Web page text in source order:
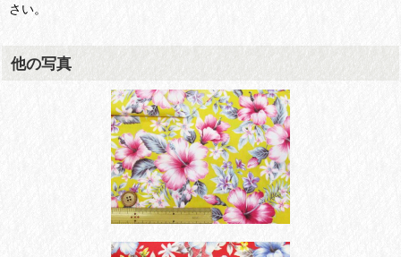
さい。
他の写真